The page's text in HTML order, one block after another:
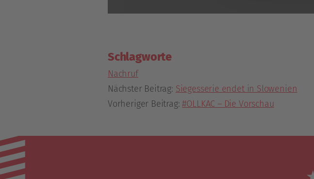
Schlagworte
Nachruf
Nächster Beitrag: Siegesserie endet in Slowenien
Vorheriger Beitrag:#OLLKAC – Die Vorschau